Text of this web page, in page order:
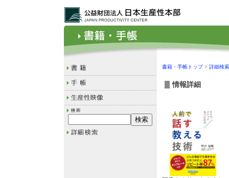
書籍・手帳トップ> 詳細検索
情報詳細